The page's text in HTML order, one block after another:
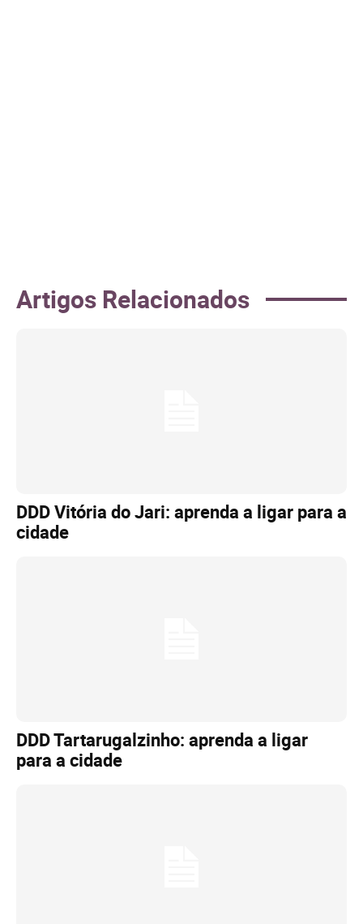
Artigos Relacionados
DDD Vitória do Jari: aprenda a ligar para a
cidade
DDD Tartarugalzinho: aprenda a ligar
para a cidade